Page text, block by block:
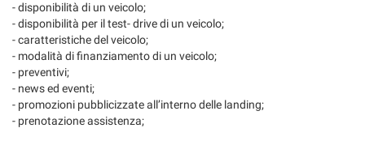
- disponibilità di un veicolo;
- disponibilità per il test- drive di un veicolo;
- caratteristiche del veicolo;
- modalità di finanziamento di un veicolo;
- preventivi;
- news ed eventi;
- promozioni pubblicizzate all’interno delle landing;
- prenotazione assistenza;
Cookie necessari
Cookie delle preferenze
Cookie per il miglioramento dell'esperienza utente